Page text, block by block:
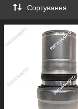
Сортування